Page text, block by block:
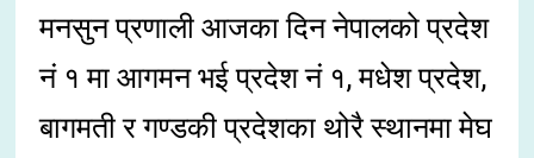
मनसुन प्रणाली आजका दिन नेपालको प्रदेश
नं १ मा आगमन भई प्रदेश नं १, मधेश प्रदेश,
बागमती र गण्डकी प्रदेशका थोरै स्थानमा मेघ